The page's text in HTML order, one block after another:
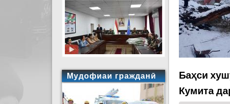
Баҳси
Кумита
Мудофиаи гражданӣ